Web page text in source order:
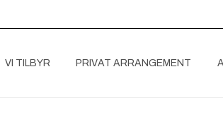
VI TILBYR PRIVAT ARRANGEMENT